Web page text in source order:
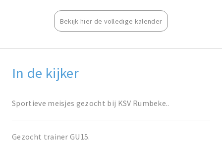
Bekijk hier de volledige kalender
In de kijker
Sportieve meisjes gezocht bij KSV Rumbeke..
Gezocht trainer GU15.